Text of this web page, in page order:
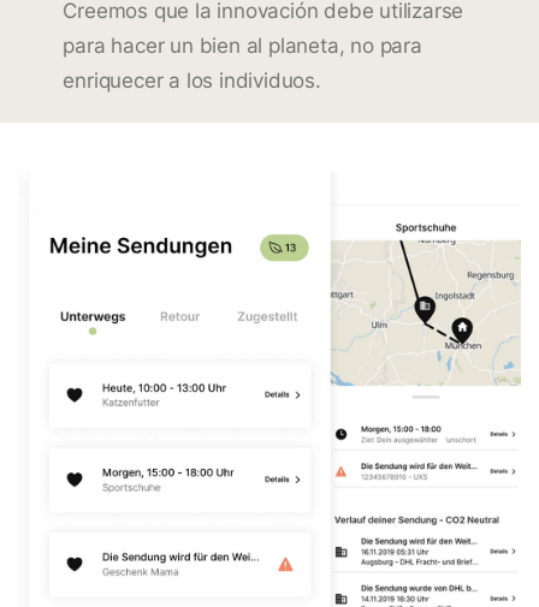
Creemos que la innovación debe utilizarse
para hacer un bien al planeta, no para
enriquecer a los individuos.